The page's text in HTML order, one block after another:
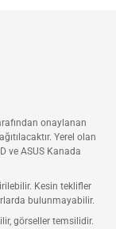
onaylanan
Yerel olan
ve ASUS Kanada
Kesin teklifler
bulunmayabilir.
görseller temsilidir.